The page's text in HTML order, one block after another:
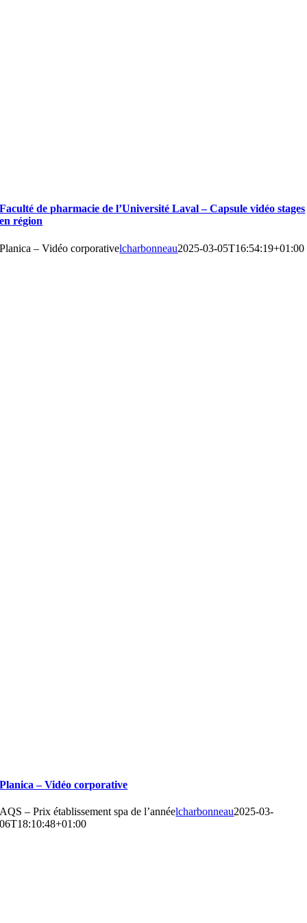
Faculté de pharmacie de l’Université Laval – Capsule vidéo stages
en région
Planica – Vidéo corporativelcharbonneau2025-03-05T16:54:19+01:00
Planica – Vidéo corporative
AQS – Prix établissement spa de l’annéelcharbonneau2025-03-
06T18:10:48+01:00